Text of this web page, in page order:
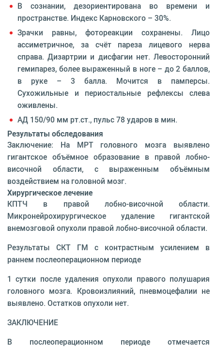
В сознании, дезориентирована во времени и
пространстве. Индекс Карновского – 30%.
Зрачки равны, фотореакции сохранены. Лицо
ассиметричное, за счёт пареза лицевого нерва
справа. Дизартрии и дисфагии нет. Левосторонний
гемипарез, более выраженный в ноге – до 2 баллов,
в руке – 3 балла. Мочится в памперсы.
Сухожильные и периостальные рефлексы слева
оживлены.
АД 150/90 мм рт.ст., пульс 78 ударов в мин.
Результаты обследования
Заключение: На МРТ головного мозга выявлено
гигантское объёмное образование в правой лобно-
височной области, с выраженным объёмным
воздействием на головной мозг.
Хирургическое лечение
КПТЧ в правой лобно-височной области.
Микронейрохирургическое удаление гигантской
внемозговой опухоли правой лобно-височной области.
Результаты СКТ ГМ с контрастным усилением в
раннем послеоперационном периоде
1 сутки после удаления опухоли правого полушария
головного мозга. Кровоизлияний, пневмоцефалии не
выявлено. Остатков опухоли нет.
ЗАКЛЮЧЕНИЕ
В послеоперационном периоде отмечается